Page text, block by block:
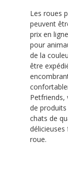
Les roues
peuvent
prix en
pour
de la
être
Petfriends,
de
chats de
roue.